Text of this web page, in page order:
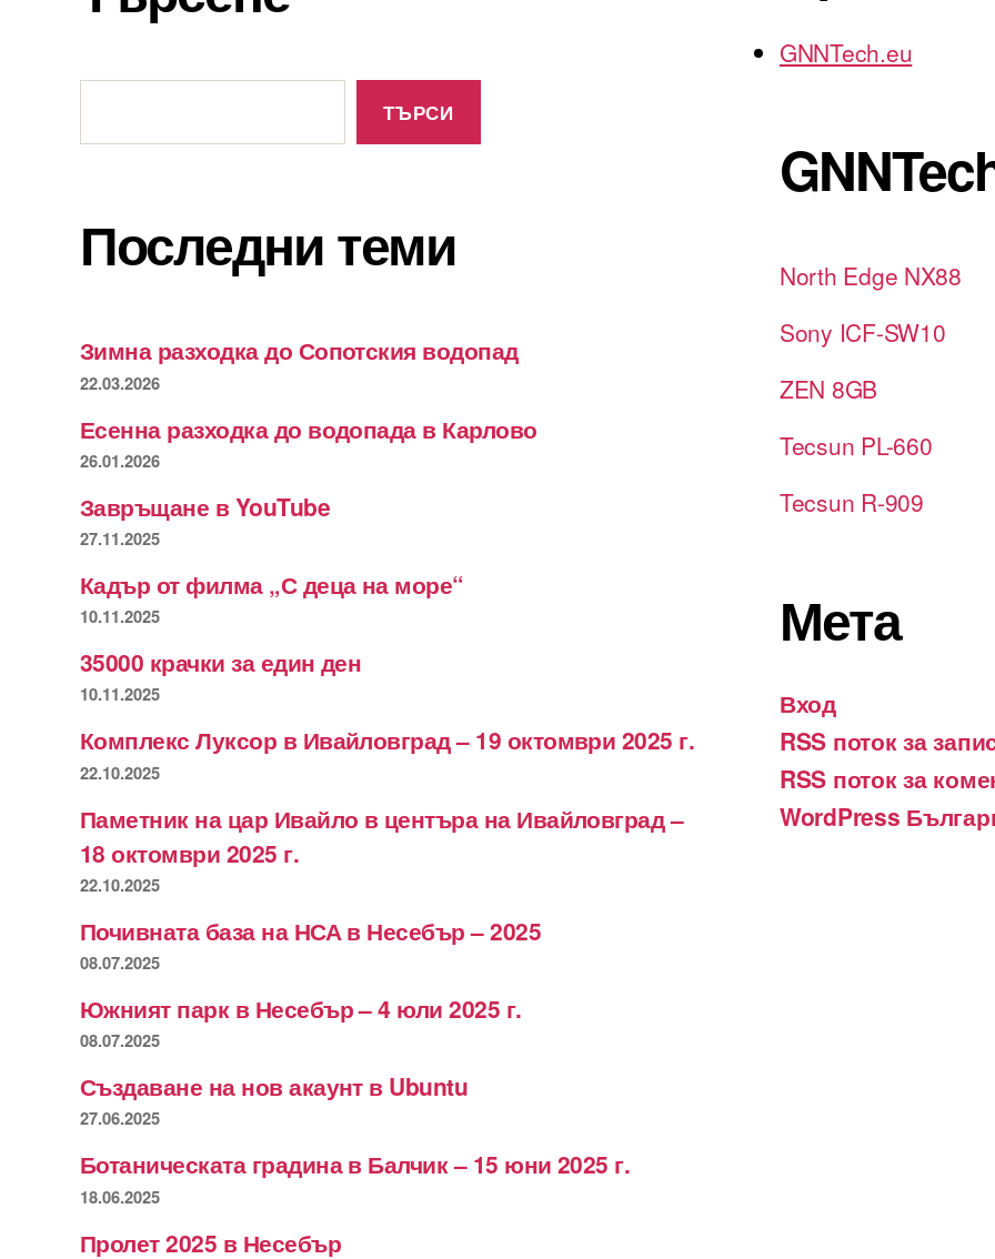
ТЪРСИ
Последни теми
Зимна разходка до Сопотския водопад
22.03.2026
Есенна разходка до водопада в Карлово
26.01.2026
Завръщане в YouTube
27.11.2025
Кадър от филма „С деца на море“
10.11.2025
35000 крачки за един ден
10.11.2025
Комплекс Луксор в Ивайловград – 19 октомври 2025 г.
22.10.2025
Паметник на цар Ивайло в центъра на Ивайловград –
18 октомври 2025 г.
22.10.2025
Почивната база на НСА в Несебър – 2025
08.07.2025
Южният парк в Несебър – 4 юли 2025 г.
08.07.2025
Създаване на нов акаунт в Ubuntu
27.06.2025
Ботаническата градина в Балчик – 15 юни 2025 г.
18.06.2025
Пролет 2025 в Несебър
GNNTech.eu
North Edge NX88
Sony ICF-SW10
ZEN 8GB
Tecsun PL-660
Tecsun R-909
Мета
Вход
RSS поток за
RSS поток за
WordPress